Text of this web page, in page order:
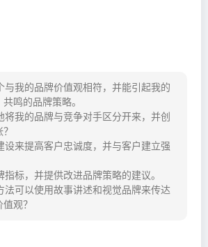
我的品牌价值观相符，并能引起我的
的品牌策略。
我的品牌与竞争对手区分开来，并创
来提高客户忠诚度，并与客户建立强
标，并提供改进品牌策略的建议。
可以使用故事讲述和视觉品牌来传达
观？